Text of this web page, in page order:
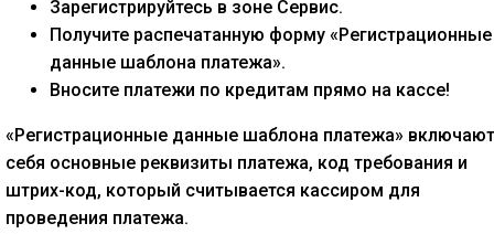
Зарегистрируйтесь в зоне Сервис.
Получите распечатанную форму «Регистрационные
данные шаблона платежа».
Вносите платежи по кредитам прямо на кассе!
«Регистрационные данные шаблона платежа»
себя основные реквизиты платежа, код требования и
штрих-код, который считывается кассиром для
проведения платежа.